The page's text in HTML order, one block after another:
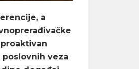
a
veza